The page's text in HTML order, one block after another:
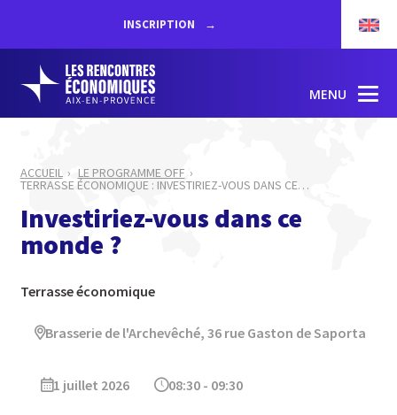
INSCRIPTION
MENU
ACCUEIL LE PROGRAMME OFF
TERRASSE ÉCONOMIQUE : INVESTIRIEZ-VOUS DANS CE…
Investiriez-vous dans ce
monde ?
Terrasse économique
Brasserie de l'Archevêché, 36 rue Gaston de Saporta
1 juillet 2026 08:30 - 09:30